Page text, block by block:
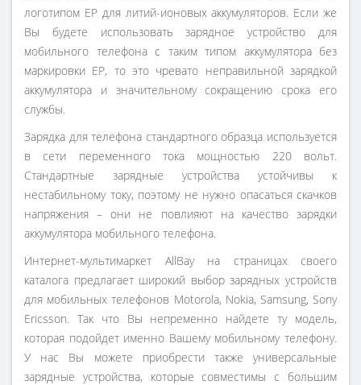
логотипом ЕР для литий-ионовых аккумуляторов. Если же
Вы будете использовать зарядное устройство для
мобильного телефона с таким типом аккумулятора без
маркировки ЕР, то это чревато неправильной зарядкой
аккумулятора и значительному сокращению срока его
службы.
Зарядка для телефона стандартного образца используется
в сети переменного тока мощностью 220 вольт.
Стандартные зарядные устройства устойчивы к
нестабильному току, поэтому не нужно опасаться скачков
напряжения – они не повлияют на качество зарядки
аккумулятора мобильного телефона.
Интернет-мультимаркет AllBay на страницах своего
каталога предлагает широкий выбор зарядных устройств
для мобильных телефонов Motorola, Nokia, Samsung, Sony
Ericsson. Так что Вы непременно найдете ту модель,
которая подойдет именно Вашему мобильному телефону.
У нас Вы можете приобрести также универсальные
зарядные устройства, которые совместимы с большим